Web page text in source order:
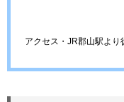
アクセス・JR郡山駅より